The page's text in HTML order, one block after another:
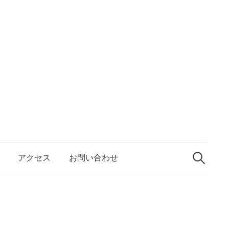
アクセス お問い合わせ
索: